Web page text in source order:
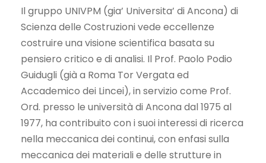
Il gruppo UNIVPM (gia’ Universita’ di Ancona) di
Scienza delle Costruzioni vede eccellenze
costruire una visione scientifica basata su
pensiero critico e di analisi. Il Prof. Paolo Podio
Guidugli (già a Roma Tor Vergata ed
Accademico dei Lincei), in servizio come Prof.
Ord. presso le università di Ancona dal 1975 al
1977, ha contribuito con i suoi interessi di ricerca
nella meccanica dei continui, con enfasi sulla
meccanica dei materiali e delle strutture in